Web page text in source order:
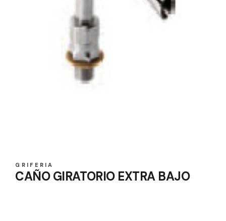
GRIFERIA
CAÑO GIRATORIO EXTRA BAJO